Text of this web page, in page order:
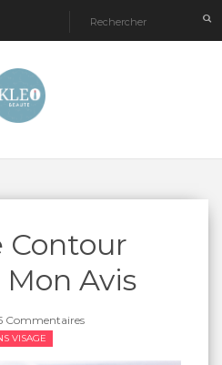
Contour
Mon Avis
Commentaires
VISAGE